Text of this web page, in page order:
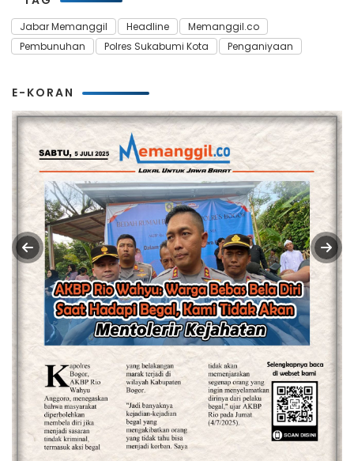
Jabar Memanggil Headline
Memanggil.co
Pembunuhan
Polres Sukabumi Kota Penganiyaan
E-KORAN